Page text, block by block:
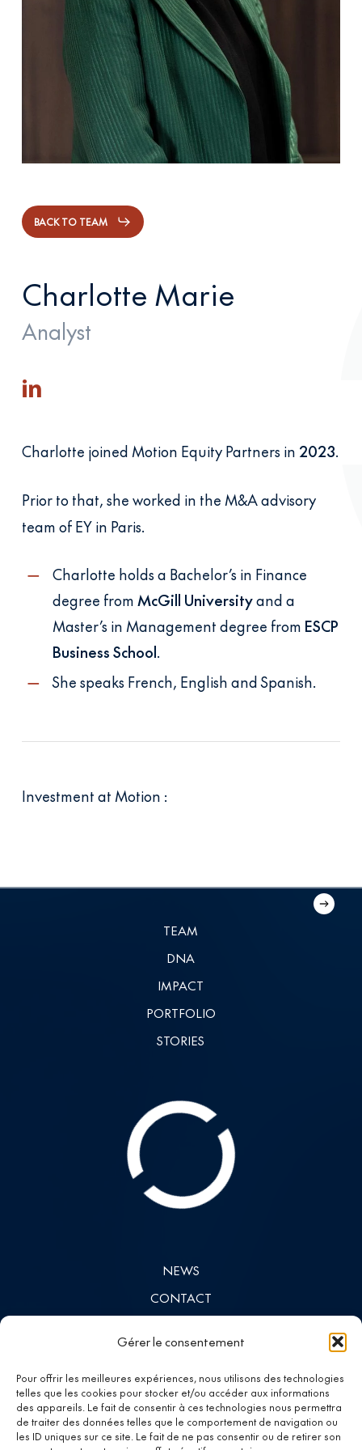
Gérer le consentement
Pour offrir les meilleures expériences, nous utilisons des technologies
telles que les cookies pour stocker et/ou accéder aux informations
des appareils. Le fait de consentir à ces technologies nous permettra
de traiter des données telles que le comportement de navigation ou
les ID uniques sur ce site. Le fait de ne pas consentir ou de retirer son
BACK TO TEAM
Charlotte Marie
Analyst
Charlotte joined Motion Equity Partners in 2023.
Prior to that, she worked in the M&A advisory
team of EY in Paris.
Charlotte holds a Bachelor’s in Finance
degree fromMcGill Universityand a
Master’s in Management degree from ESCP
Business School.
She speaks French, English and Spanish.
Investment at Motion :
TEAM
DNA
IMPACT
PORTFOLIO
STORIES
NEWS
CONTACT
Investing in